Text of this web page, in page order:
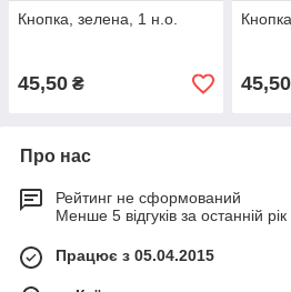
Кнопка, зелена, 1 н.о.
45,50 ₴ 45,50
Про нас
Рейтинг не сформований
Менше 5 відгуків за останній рік
Працює з 05.04.2015